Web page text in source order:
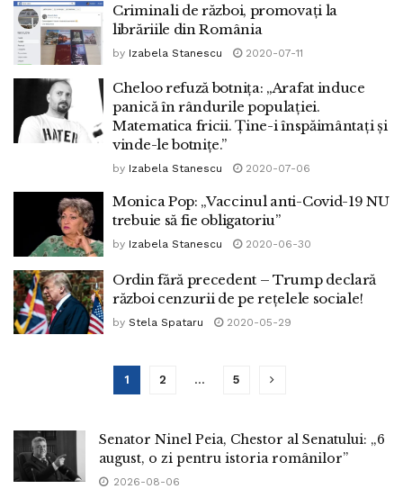
Criminali de război, promovați la
librăriile din România
by Izabela Stanescu 2020-07-11
Cheloo refuză botnița: „Arafat induce
panică în rândurile populației.
Matematica fricii. Ține-i înspăimântați și
vinde-le botnițe.”
by Izabela Stanescu 2020-07-06
Monica Pop: „Vaccinul anti-Covid-19 NU
trebuie să fie obligatoriu”
by Izabela Stanescu 2020-06-30
Ordin fără precedent – Trump declară
război cenzurii de pe rețelele sociale!
by Stela Spataru 2020-05-29
1 2 … 5
Senator Ninel Peia, Chestor al Senatului: „6
august, o zi pentru istoria românilor”
2026-08-06